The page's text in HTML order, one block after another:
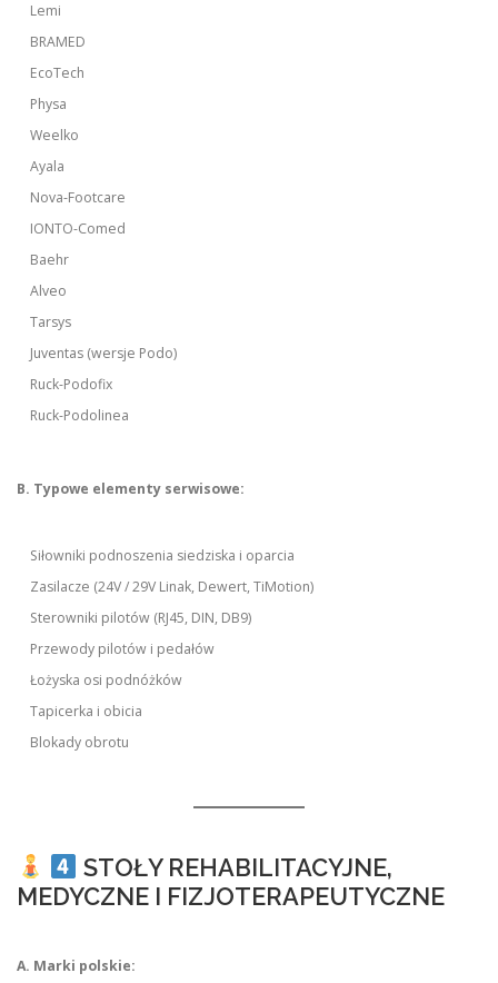
Lemi
BRAMED
EcoTech
Physa
Weelko
Ayala
Nova-Footcare
IONTO-Comed
Baehr
Alveo
Tarsys
Juventas (wersje Podo)
Ruck-Podofix
Ruck-Podolinea
B. Typowe elementy serwisowe:
Siłowniki podnoszenia siedziska i oparcia
Zasilacze (24V / 29V Linak, Dewert, TiMotion)
Sterowniki pilotów (RJ45, DIN, DB9)
Przewody pilotów i pedałów
Łożyska osi podnóżków
Tapicerka i obicia
Blokady obrotu
STOŁY REHABILITACYJNE,
MEDYCZNE I FIZJOTERAPEUTYCZNE
A. Marki polskie: